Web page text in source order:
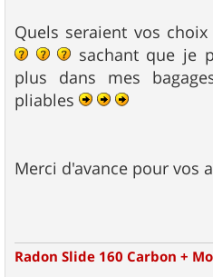
Quels seraient vos
sachant que je
plus dans mes
pliables
Merci d'avance pour vos
Radon Slide 160 Carbon +